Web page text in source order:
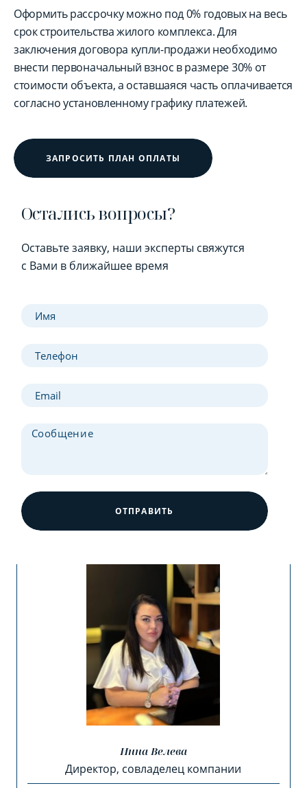
Оформить рассрочку можно под 0% годовых на весь
срок строительства жилого комплекса. Для
заключения договора купли-продажи необходимо
внести первоначальный взнос в размере 30% от
стоимости объекта, а оставшаяся часть оплачивается
согласно установленному графику платежей.
ЗАПРОСИТЬ ПЛАН ОПЛАТЫ
Остались вопросы?
Оставьте заявку, наши эксперты свяжутся
с Вами в ближайшее время
ОТПРАВИТЬ
Инна Велева
Директор, совладелец компании